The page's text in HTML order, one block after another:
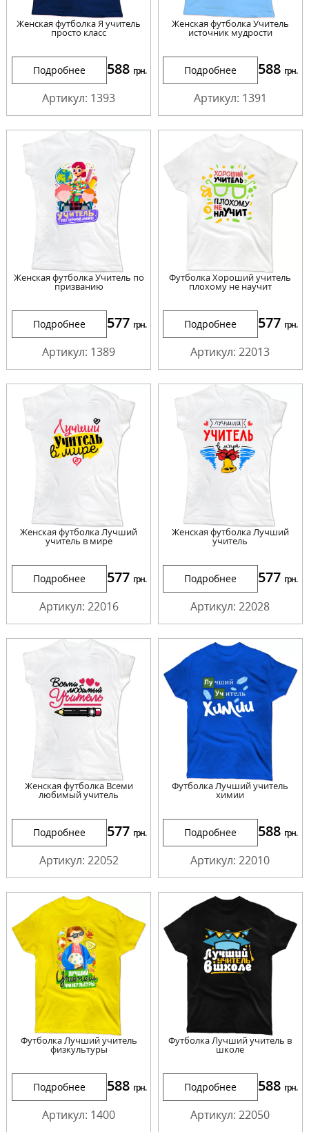
Женская футболка Я учитель
просто класс
Подробнее 588 грн.
Артикул: 1393
Женская футболка Учитель
источник мудрости
Подробнее 588 грн.
Артикул: 1391
Женская футболка Учитель по
призванию
Подробнее 577 грн.
Артикул: 1389
Футболка Хороший учитель
плохому не научит
Подробнее 577 грн.
Артикул: 22013
Женская футболка Лучший
учитель в мире
Подробнее 577 грн.
Артикул: 22016
Женская футболка Лучший
учитель
Подробнее 577 грн.
Артикул: 22028
Женская футболка Всеми
любимый учитель
Подробнее 577 грн.
Артикул: 22052
Футболка Лучший учитель
химии
Подробнее 588 грн.
Артикул: 22010
Футболка Лучший учитель
физкультуры
Подробнее 588 грн.
Артикул: 1400
Футболка Лучший учитель в
школе
Подробнее 588 грн.
Артикул: 22050